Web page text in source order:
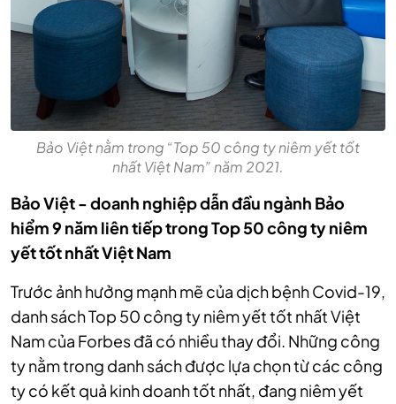
Bảo Việt nằm trong “Top 50 công ty niêm yết tốt
nhất Việt Nam” năm 2021.
Bảo Việt - doanh nghiệp dẫn đầu ngành Bảo
hiểm 9 năm liên tiếp trong Top 50 công ty niêm
yết tốt nhất Việt Nam
Trước ảnh hưởng mạnh mẽ của dịch bệnh Covid-19,
danh sách Top 50 công ty niêm yết tốt nhất Việt
Nam của Forbes đã có nhiều thay đổi. Những công
ty nằm trong danh sách được lựa chọn từ các công
ty có kết quả kinh doanh tốt nhất, đang niêm yết